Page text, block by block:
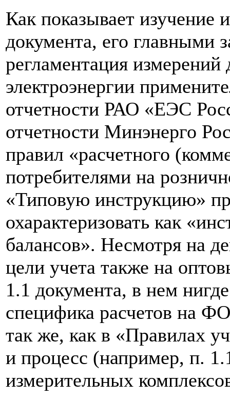
Как показывает изучение
документа, его главными
регламентация измерений
электроэнергии
отчетности РАО «ЕЭС
отчетности Минэнерго
правил «расчетного
потребителями на
«Типовую инструкцию»
охарактеризовать как
балансов». Несмотря на
цели учета также на
1.1 документа, в нем
специфика расчетов на
так же, как в «Правилах
и процесс (например, п.
измерительных